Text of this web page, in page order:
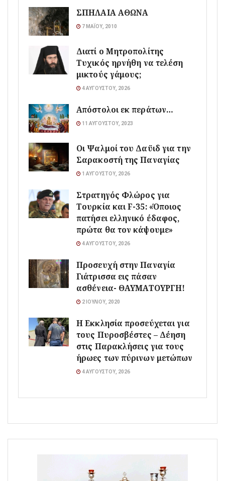
ΣΠΗΛΑΙΑ ΑΘΩΝΑ
7 ΜΑΪ́ΟΥ, 2010
Διατί ο Μητροπολίτης
Τυχικός ηρνήθη να τελέση
μικτούς γάμους;
4 ΑΥΓΟΎΣΤΟΥ, 2026
Απόστολοι εκ περάτων…
11 ΑΥΓΟΎΣΤΟΥ, 2023
Οι Ψαλμοί του Δαϋιδ για την
Σαρακοστή της Παναγίας
1 ΑΥΓΟΎΣΤΟΥ, 2026
Στρατηγός Φλώρος για
Τουρκία και F-35: «Όποιος
πατήσει ελληνικό έδαφος,
πρώτα θα τον κάψουμε»
4 ΑΥΓΟΎΣΤΟΥ, 2026
Προσευχή στην Παναγία
Γιάτρισσα εις πάσαν
ασθένεια- ΘΑΥΜΑΤΟΥΡΓΗ!
2 ΙΟΥΛΊΟΥ, 2020
Η Εκκλησία προσεύχεται για
τους Πυροσβέστες – Δέηση
στις Παρακλήσεις για τους
ήρωες των πύρινων μετώπων
4 ΑΥΓΟΎΣΤΟΥ, 2026